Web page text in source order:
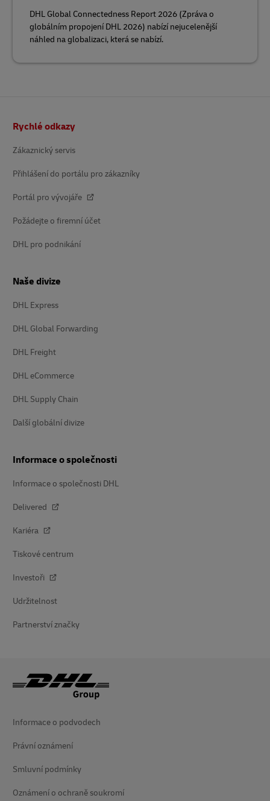
DHL Global Connectedness Report 2026 (Zpráva o
globálním propojení DHL 2026) nabízí nejucelenější
náhled na globalizaci, která se nabízí.
Rychlé odkazy
Zákaznický servis
Přihlášení do portálu pro zákazníky
Portál pro vývojáře
Požádejte o firemní účet
DHL pro podnikání
Naše divize
DHL Express
DHL Global Forwarding
DHL Freight
DHL eCommerce
DHL Supply Chain
Další globální divize
Informace o společnosti
Informace o společnosti DHL
Delivered
Kariéra
Tiskové centrum
Investoři
Udržitelnost
Partnerství značky
Informace o podvodech
Právní oznámení
Smluvní podmínky
Oznámení o ochraně soukromí